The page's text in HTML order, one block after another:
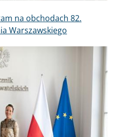
na obchodach 82.
Warszawskiego